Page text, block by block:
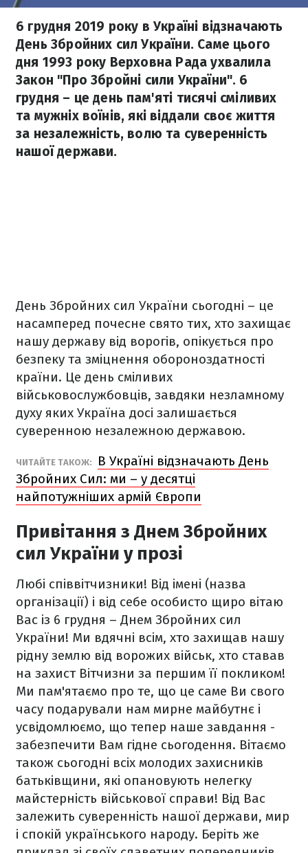
6 грудня 2019 року в Україні відзначають
День Збройних сил України. Саме цього
дня 1993 року Верховна Рада ухвалила
Закон "Про Збройні сили України". 6
грудня – це день пам'яті тисячі сміливих
та мужніх воїнів, які віддали своє життя
за незалежність, волю та суверенність
нашої держави.
День Збройних сил України сьогодні – це
насамперед почесне свято тих, хто захищає
нашу державу від ворогів, опікується про
безпеку та зміцнення обороноздатності
країни. Це день сміливих
військовослужбовців, завдяки незламному
духу яких Україна досі залишається
суверенною незалежною державою.
ЧИТАЙТЕ ТАКОЖ:
В Україні відзначають День
Збройних Сил: ми – у десятці
найпотужніших армій Європи
Привітання з Днем Збройних
сил України у прозі
Любі співвітчизники! Від імені (назва
організації) і від себе особисто щиро вітаю
Вас із 6 грудня – Днем Збройних сил
України! Ми вдячні всім, хто захищав нашу
рідну землю від ворожих військ, хто ставав
на захист Вітчизни за першим її покликом!
Ми пам'ятаємо про те, що це саме Ви свого
часу подарували нам мирне майбутнє і
усвідомлюємо, що тепер наше завдання -
забезпечити Вам гідне сьогодення. Вітаємо
також сьогодні всіх молодих захисників
батьківщини, які опановують нелегку
майстерність військової справи! Від Вас
залежить суверенність нашої держави, мир
і спокій українського народу. Беріть же